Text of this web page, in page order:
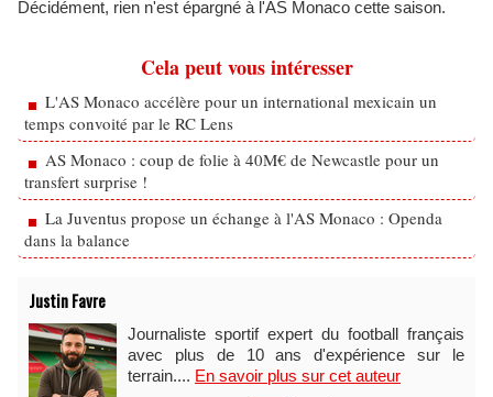
Décidément, rien n'est épargné à l'AS Monaco cette saison.
Cela peut vous intéresser
L'AS Monaco accélère pour un international mexicain un
temps convoité par le RC Lens
AS Monaco : coup de folie à 40M€ de Newcastle pour un
transfert surprise !
La Juventus propose un échange à l'AS Monaco : Openda
dans la balance
Justin Favre
Journaliste sportif expert du football français
avec plus de 10 ans d'expérience sur le
terrain.... En savoir plus sur cet auteur